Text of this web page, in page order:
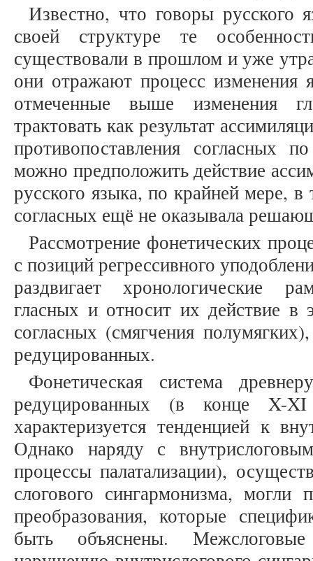
Известно, что говоры русского
своей структуре те
существовали в прошлом и уже
они отражают процесс изменения
отмеченные выше изменения
трактовать как результат
противопоставления согласных
можно предположить действие
русского языка, по крайней мере, в
согласных ещё не оказывала
Рассмотрение фонетических
с позиций регрессивного
раздвигает хронологические
гласных и относит их действие в
согласных (смягчения
редуцированных.
Фонетическая система
редуцированных (в конце X-
характеризуется тенденцией к
Однако наряду с
процессы палатализации),
слогового сингармонизма, могли
преобразования, которые
быть объяснены.